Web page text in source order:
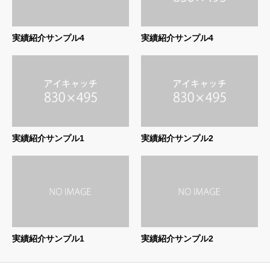
実績紹介サンプル4 実績紹介サンプル4
実績紹介サンプル1 実績紹介サンプル2
実績紹介サンプル1 実績紹介サンプル2